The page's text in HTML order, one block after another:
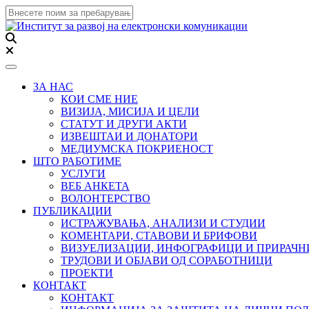
Toggle navigation
ЗА НАС
КОИ СМЕ НИЕ
ВИЗИЈА, МИСИЈА И ЦЕЛИ
СТАТУТ И ДРУГИ АКТИ
ИЗВЕШТАИ И ДОНАТОРИ
МЕДИУМСКА ПОКРИЕНОСТ
ШТО РАБОТИМЕ
УСЛУГИ
ВЕБ АНКЕТА
ВОЛОНТЕРСТВО
ПУБЛИКАЦИИ
ИСТРАЖУВАЊА, АНАЛИЗИ И СТУДИИ
КОМЕНТАРИ, СТАВОВИ И БРИФОВИ
ВИЗУЕЛИЗАЦИИ, ИНФОГРАФИЦИ И
ТРУДОВИ И ОБЈАВИ ОД СОРАБОТНИЦИ
ПРОЕКТИ
КОНТАКТ
КОНТАКТ